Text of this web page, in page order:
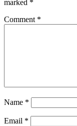
marked *
Comment *
Name *
Email *